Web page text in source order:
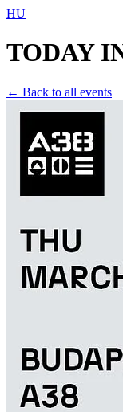
HU
TODAY
← Back to all events